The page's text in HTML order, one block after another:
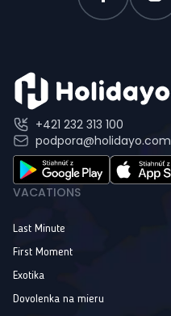
+421 232 313 100
podpora@holidayo.com
VACATIONS
Last Minute
First Moment
Exotika
Dovolenka na mieru